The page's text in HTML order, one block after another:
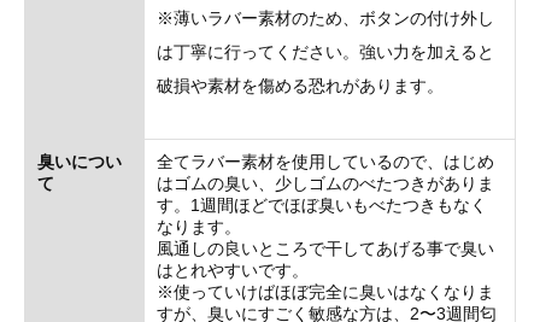
※薄いラバー素材のため、ボタンの付け外し
は丁寧に行ってください。強い力を加えると
破損や素材を傷める恐れがあります。
臭いについ
て
全てラバー素材を使用しているので、はじめ
はゴムの臭い、少しゴムのべたつきがありま
す。1週間ほどでほぼ臭いもべたつきもなく
なります。
風通しの良いところで干してあげる事で臭い
はとれやすいです。
※使っていけばほぼ完全に臭いはなくなりま
すが、臭いにすごく敏感な方は、2〜3週間匂